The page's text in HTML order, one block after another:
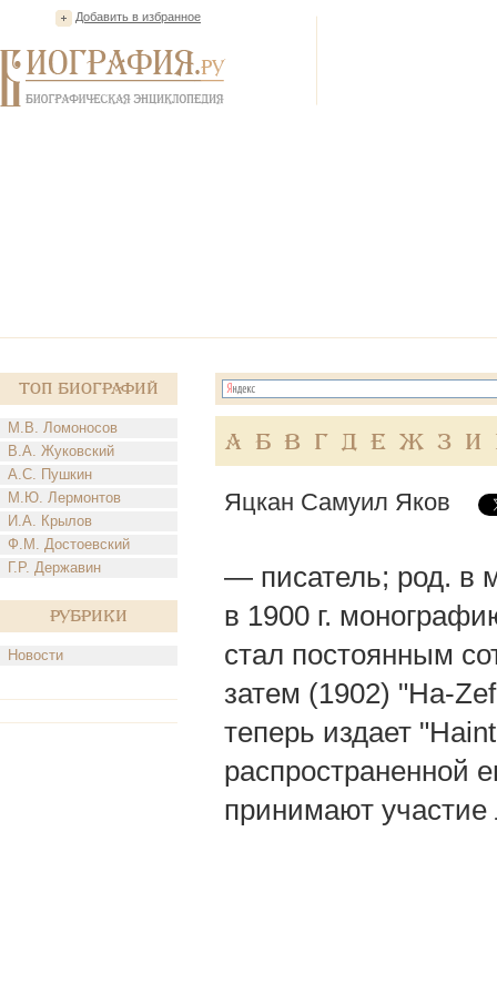
Добавить в избранное
Топ Биографий
М.В. Ломоносов
В.А. Жуковский
А.С. Пушкин
М.Ю. Лермонтов
И.А. Крылов
Ф.М. Достоевский
Г.Р. Державин
Рубрики
Новости
А Б В Г Д Е Ж З И
Яцкан Самуил Яков
— писатель; род. в
в 1900 г.
стал постоянным
затем (1902) "Ha-
теперь издает
распространенной
принимают